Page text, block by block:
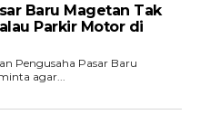
Baru Magetan Tak
Parkir Motor di
Pengusaha Pasar Baru
agar...